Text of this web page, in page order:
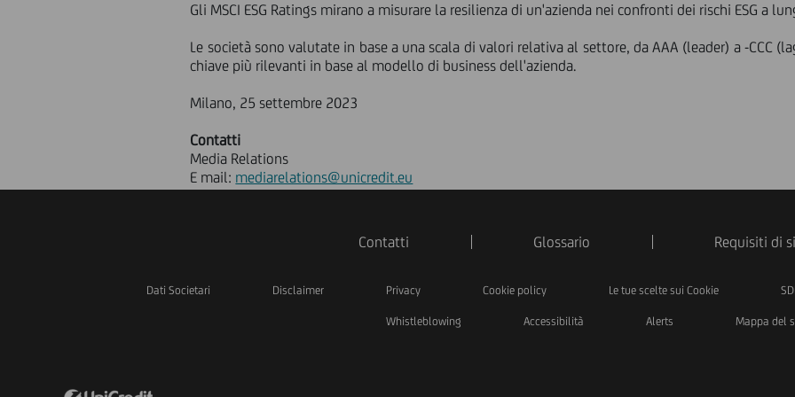
Gli MSCI ESG Ratings mirano a misurare la resilienza di un'azienda nei confronti dei rischi ESG a
Le società sono valutate in base a una scala di valori relativa al settore, da AAA (leader) a -CCC
chiave più rilevanti in base al modello di business dell'azienda.
Milano, 25 settembre 2023
Contatti
Media Relations
E mail: mediarelations@unicredit.eu
Contatti Glossario Requisiti di
Dati Societari Disclaimer Privacy Cookie policy Le tue scelte sui Cookie
Whistleblowing Accessibilità Alerts Mappa del